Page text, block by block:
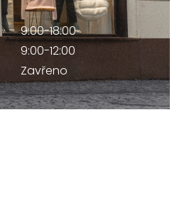
9:00-18:00
9:00-12:00
Zavřeno